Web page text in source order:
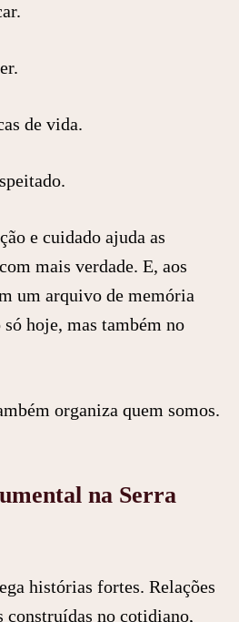
de vida.
e cuidado ajuda as
mais verdade. E, aos
um arquivo de memória
hoje, mas também no
organiza quem somos.
na Serra
histórias fortes. Relações
no cotidiano,